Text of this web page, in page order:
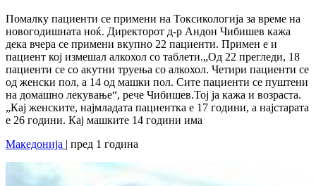
Помалку пациенти се примени на Токсикологија за време на
новогодишната ноќ. Директорот д-р Андон Чибишев кажа
дека вчера се примени вкупно 22 пациенти. Примен е и
пациент кој измешал алкохол со таблети.„Од 22 прегледи, 18
пациенти се со акутни труења со алкохол. Четири пациенти се
од женски пол, а 14 од машки пол. Сите пациенти се пуштени
на домашно лекување“, рече Чибишев.Тој ја кажа и возраста.
„Кај женските, најмладата пациентка е 17 години, а најстарата
е 26 години. Кај машките 14 години има
Македонија | пред 1 година